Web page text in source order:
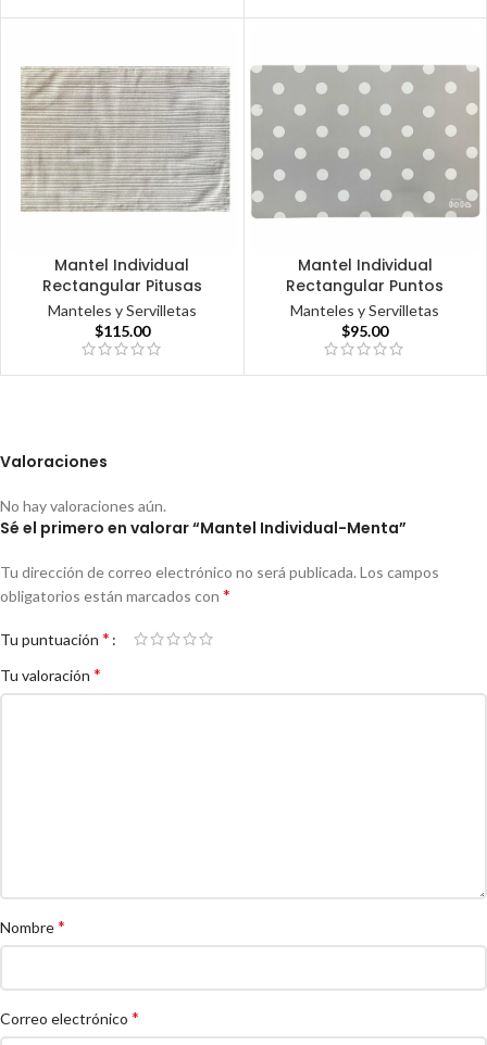
Mantel Individual
Rectangular Pitusas
Manteles y Servilletas
$115.00
Mantel Individual
Rectangular Puntos
Manteles y Servilletas
$95.00
Valoraciones
No hay valoraciones aún.
Sé el primero en valorar “Mantel Individual-Menta”
Tu dirección de correo electrónico no será publicada. Los campos
obligatorios están marcados con *
Tu puntuación *
Tu valoración *
Nombre*
Correo electrónico *